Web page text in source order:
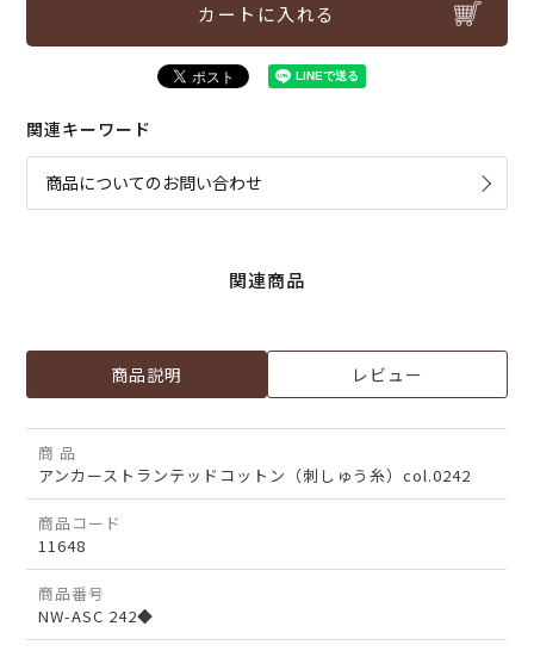
カートに入れる
関連キーワード
商品についてのお問い合わせ
関連商品
商品説明 レビュー
商 品
アンカーストランテッドコットン（刺しゅう糸）col.0242
商品コード
11648
商品番号
NW-ASC 242◆